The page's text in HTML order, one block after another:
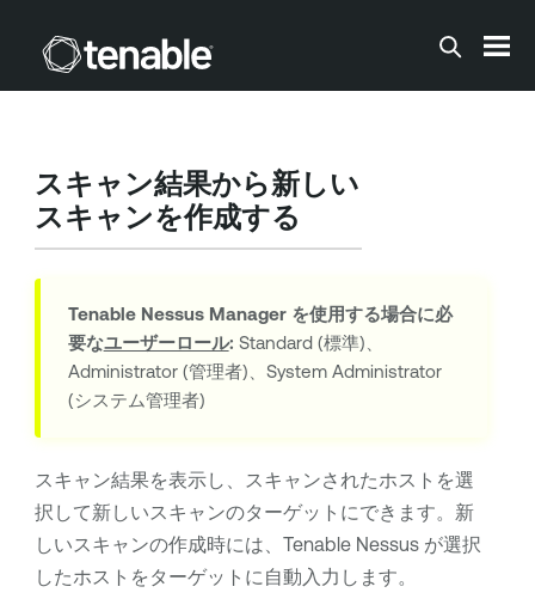
メインコンテンツに移動する
スキャン結果から新しい
スキャンを作成する
Tenable Nessus Managerを使用する場合に必
要なユーザーロール: Standard (標準)、
Administrator (管理者)、System Administrator
(システム管理者)
スキャン結果を表示し、スキャンされたホストを選
択して新しいスキャンのターゲットにできます。新
しいスキャンの作成時には、 Tenable Nessusが選択
したホストをターゲットに自動入力します。